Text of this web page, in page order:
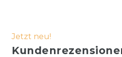
Jetzt neu!